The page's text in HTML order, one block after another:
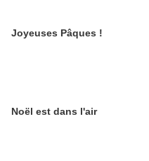
Joyeuses Pâques !
Noël est dans l'air